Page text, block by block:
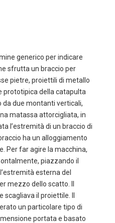
generico per indicare
sfrutta un braccio per
pietre, proiettili di metallo
prototipica della catapulta
due montanti verticali,
matassa attorcigliata, in
l’estremità di un braccio di
ha un alloggiamento
Per far agire la macchina,
piazzando il
esterna del
mezzo dello scatto. Il
il proiettile. Il
un particolare tipo di
portata e basato